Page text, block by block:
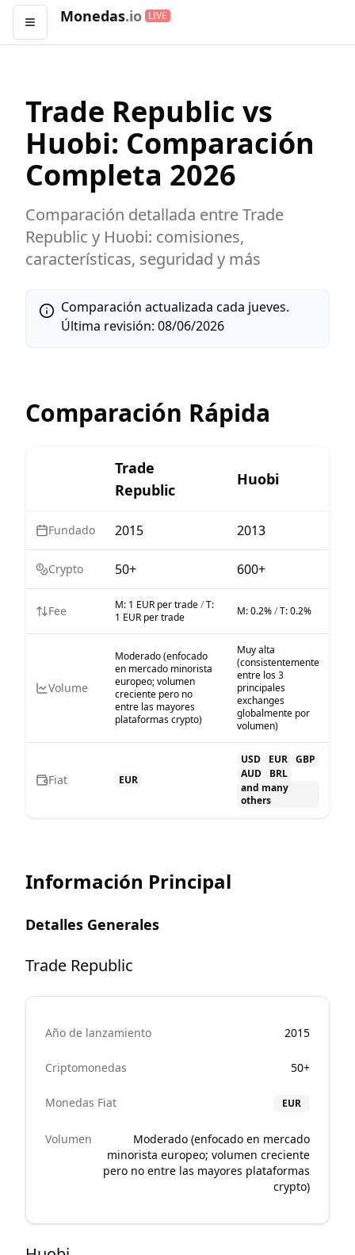
Abrir menú
Monedas.io LIVE
Trade Republic vs
Huobi: Comparación
Completa 2026
Comparación detallada entreTrade
Republic y Huobi: comisiones,
características, seguridad y más
Comparación actualizada cada jueves.
Última revisión: 08/06/2026
Comparación Rápida
Trade
Republic
Huobi
Fundado 2015 2013
Crypto 50+ 600+
Fee M: 1 EUR per trade/T:
1 EUR per trade
M:0.2%/T:0.2%
Volume
Moderado (enfocado
en mercado minorista
europeo; volumen
creciente pero no
entre las mayores
plataformas crypto)
Muy alta
(consistentemente
entre los 3
principales
exchanges
globalmente por
volumen)
Fiat EUR
USD EUR GBP
AUD
BRL
and many
others
Información Principal
Detalles Generales
Trade Republic
Año de lanzamiento 2015
Criptomonedas 50+
Monedas Fiat EUR
Volumen
Moderado (enfocado en mercado
minorista europeo; volumen creciente
pero no entre las mayores plataformas
crypto)